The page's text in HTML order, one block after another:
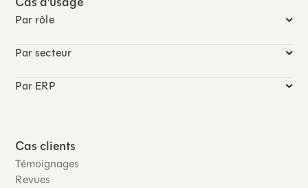
Par rôle
Par secteur
Par ERP
Cas clients
Témoignages
Revues